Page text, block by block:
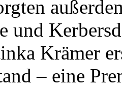
und
Krämer
– eine